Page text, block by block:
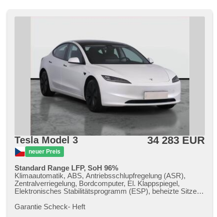
Tesla Model 3
neuer Preis
34 283 EUR
Standard Range LFP, SoH 96%
Klimaautomatik, ABS, Antriebsschlupfregelung (ASR),
Zentralverriegelung, Bordcomputer, El. Klappspiegel,
Elektronisches Stabilitätsprogramm (ESP), beheizte Sitze,
einstellbare Sitze, beheizte Frontscheibe, beheizte Lenkrad,
Garantie Scheck​- Heft